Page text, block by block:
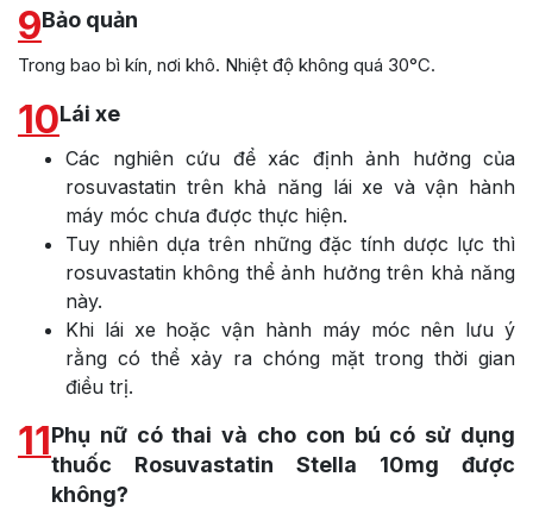
9Bảo quản
Trong bao bì kín, nơi khô. Nhiệt độ không quá 30°C.
10Lái xe
Các nghiên cứu để xác định ảnh hưởng của
rosuvastatin trên khả năng lái xe và vận hành
máy móc chưa được thực hiện.
Tuy nhiên dựa trên những đặc tính dược lực thì
rosuvastatin không thể ảnh hưởng trên khả năng
này.
Khi lái xe hoặc vận hành máy móc nên lưu ý
rằng có thể xảy ra chóng mặt trong thời gian
điều trị.
11Phụ nữ có thai và cho con bú có sử dụng
thuốc Rosuvastatin Stella 10mg được
không?